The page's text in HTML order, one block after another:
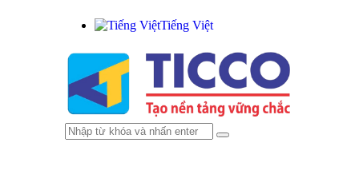
Tiếng Việt